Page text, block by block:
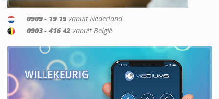
0909 - 19 19 vanuit Nederland
0903 - 416 42 vanuit België